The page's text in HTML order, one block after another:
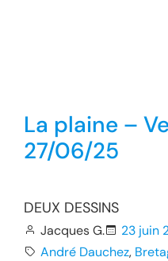
La plaine –
27/06/25
DEUX DESSINS
Jacques G. 23 juin
André Dauchez,